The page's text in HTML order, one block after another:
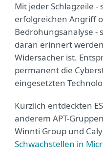
Mit jeder Schlagzeile -
erfolgreichen Angriff
Bedrohungsanalyse -
daran erinnert
Widersacher ist.
permanent die
eingesetzten
Kürzlich entdeckten
anderem APT-
Winnti Group und
Schwachstellen in